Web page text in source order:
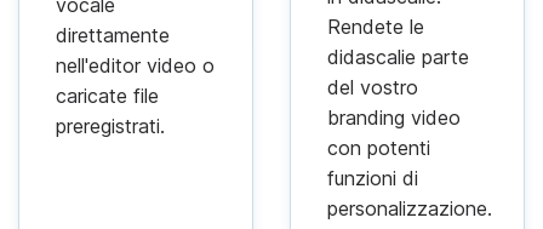
vocale
direttamente
nell'editor video o
caricate file
preregistrati.
Rendete le
didascalie parte
del vostro
branding video
con potenti
funzioni di
personalizzazione.